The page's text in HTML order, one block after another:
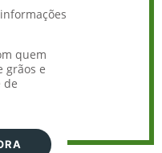
quem
grãos e
de